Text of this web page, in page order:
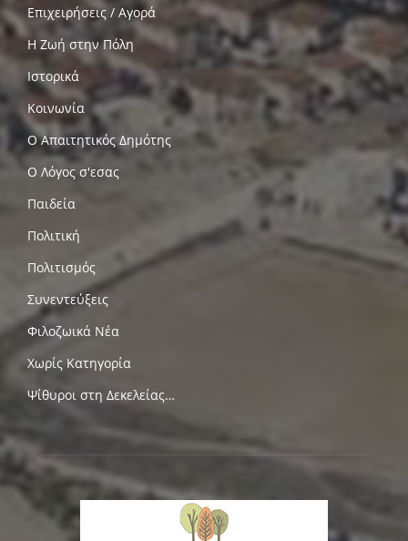
Επιχειρήσεις / Αγορά
Η Ζωή στην Πόλη
Ιστορικά
Κοινωνία
Ο Απαιτητικός Δημότης
Ο Λόγος σ'εσας
Παιδεία
Πολιτική
Πολιτισμός
Συνεντεύξεις
Φιλοζωικά Νέα
Χωρίς Κατηγορία
Ψίθυροι στη Δεκελείας…